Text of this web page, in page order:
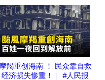
摩羯重创海南 ！ 民众靠自救
经济损失惨重！｜ #人民报